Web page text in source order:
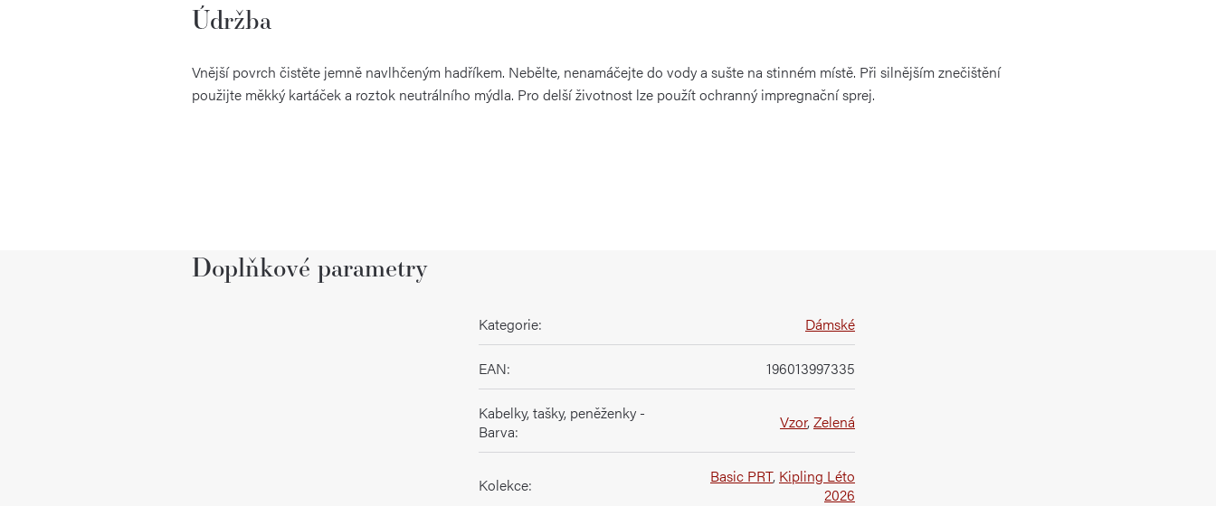
Údržba
Vnější povrch čistěte jemně navlhčeným hadříkem. Nebělte, nenamáčejte do vody a sušte na stinném místě. Při silnějším znečištění
použijte měkký kartáček a roztok neutrálního mýdla. Pro delší životnost lze použít ochranný impregnační sprej.
Doplňkové parametry
Kategorie: Dámské
EAN: 196013997335
Kabelky, tašky, peněženky -
Barva: Vzor,Zelená
Kolekce: Basic PRT, Kipling Léto
2026